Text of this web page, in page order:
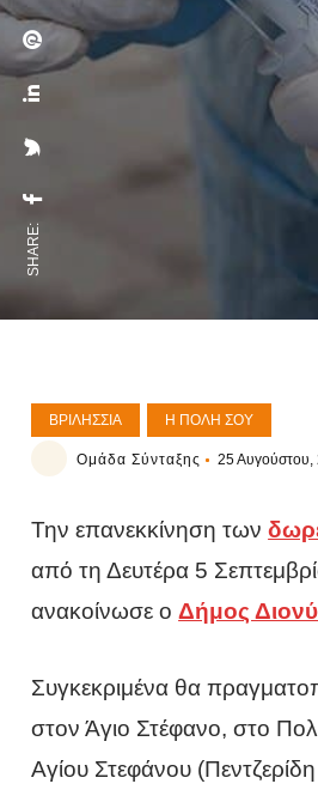
SHARE:
ΒΡΙΛΉΣΣΙΑ Η ΠΌΛΗ ΣΟΥ
Ομάδα Σύνταξης 25 Αυγούστου,
Την επανεκκίνηση των
από τη Δευτέρα 5
ανακοίνωσε οΔήμος
Συγκεκριμένα θα
στον Άγιο Στέφανο, στο
Αγίου Στεφάνου